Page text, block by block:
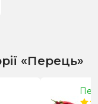
«Перець»